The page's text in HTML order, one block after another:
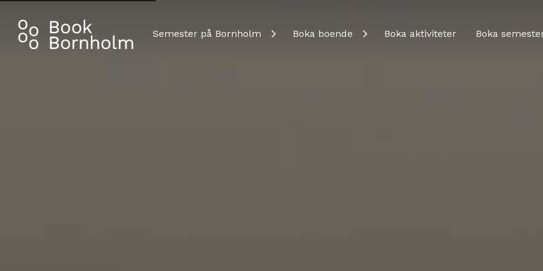
Semester på Bornholm Boka boende Boka aktiviteter Boka